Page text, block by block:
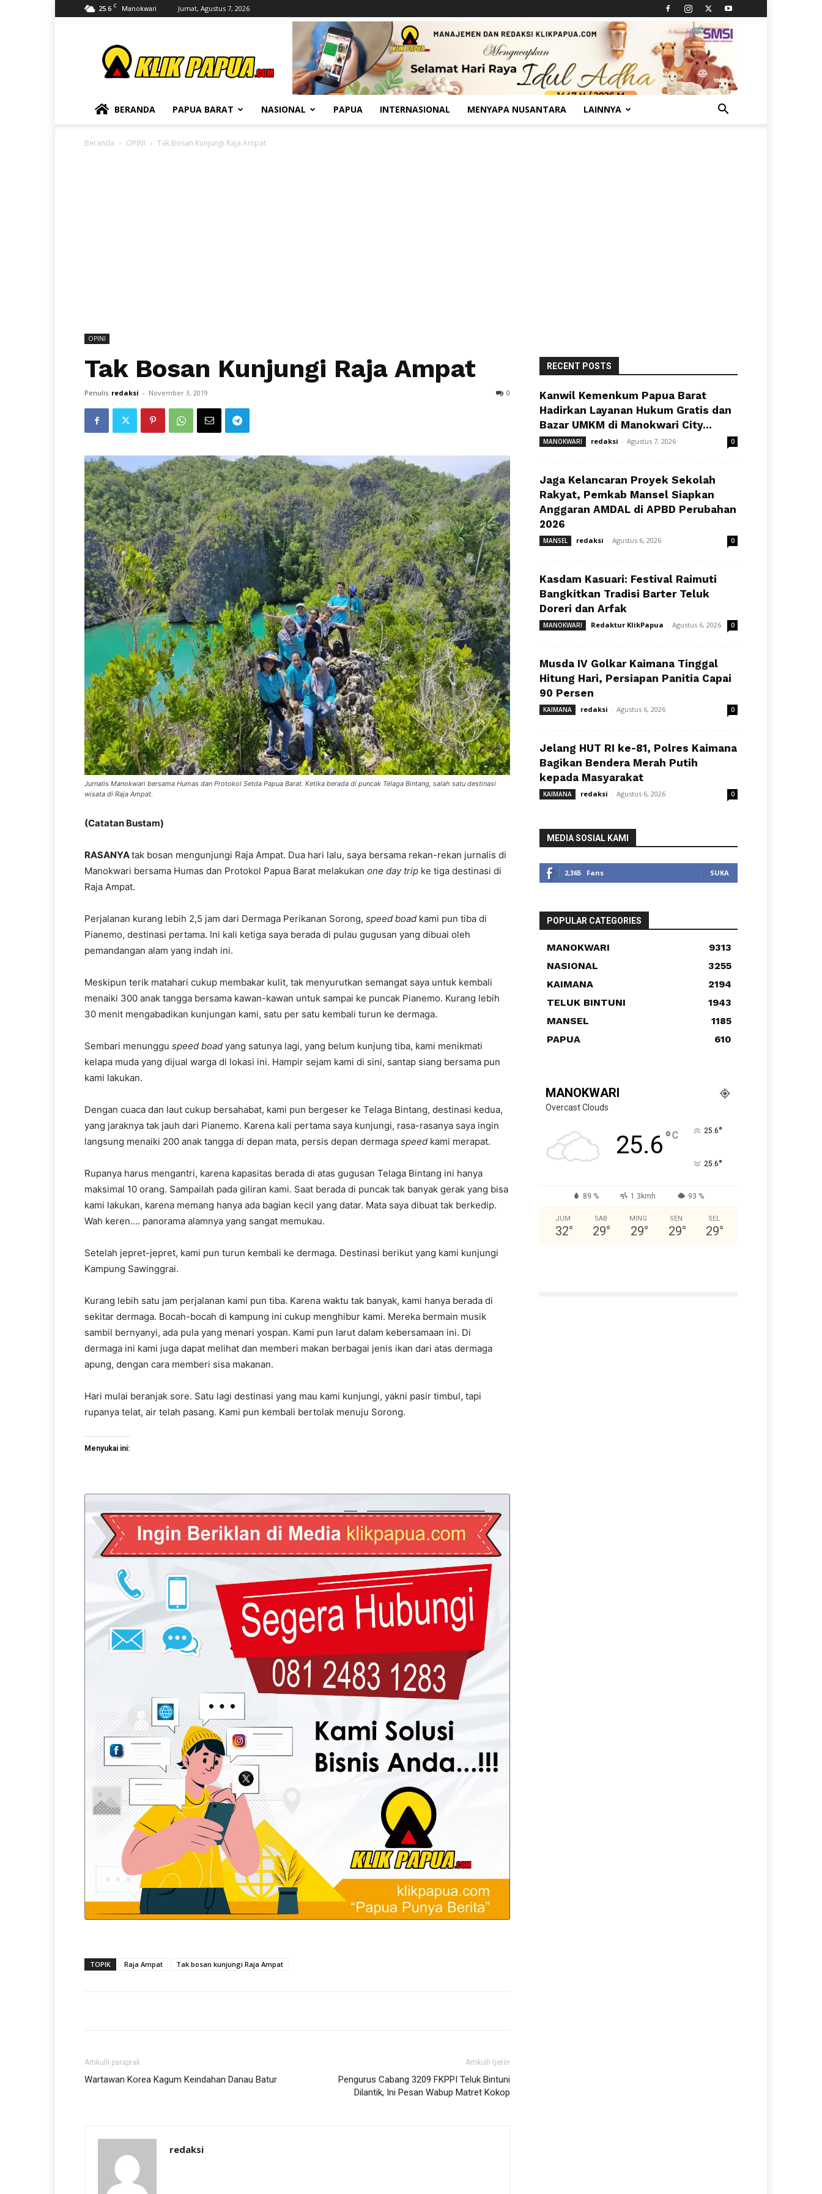
25.6 C Manokwari Jumat, Agustus 7, 2026
BERANDA PAPUA BARAT NASIONAL PAPUA INTERNASIONAL MENYAPA NUSANTARA LAINNYA
Beranda OPINI Tak Bosan Kunjungi Raja Ampat
OPINI
Tak Bosan Kunjungi Raja Ampat
Penulis redaksi - November 3, 2019 0
Jurnalis Manokwari bersama Humas dan Protokol Setda Papua Barat. Ketika berada di puncak Telaga Bintang, salah satu destinasi
wisata di Raja Ampat.
(Catatan Bustam)
RASANYAtak bosan mengunjungi Raja Ampat. Dua hari lalu, saya bersama rekan-rekan jurnalis di
Manokwari bersama Humas dan Protokol Papua Barat melakukan one day trip ke tiga destinasi di
Raja Ampat.
Perjalanan kurang lebih 2,5 jam dari Dermaga Perikanan Sorong, speed boad kami pun tiba di
Pianemo, destinasi pertama. Ini kali ketiga saya berada di pulau gugusan yang dibuai oleh
pemandangan alam yang indah ini.
Meskipun terik matahari cukup membakar kulit, tak menyurutkan semangat saya untuk kembali
menaiki 300 anak tangga bersama kawan-kawan untuk sampai ke puncak Pianemo. Kurang lebih
30 menit mengabadikan kunjungan kami, satu per satu kembali turun ke dermaga.
Sembari menunggu speed boad yang satunya lagi, yang belum kunjung tiba, kami menikmati
kelapa muda yang dijual warga di lokasi ini. Hampir sejam kami di sini, santap siang bersama pun
kami lakukan.
Dengan cuaca dan laut cukup bersahabat, kami pun bergeser ke Telaga Bintang, destinasi kedua,
yang jaraknya tak jauh dari Pianemo. Karena kali pertama saya kunjungi, rasa-rasanya saya ingin
langsung menaiki 200 anak tangga di depan mata, persis depan dermaga speed kami merapat.
Rupanya harus mengantri, karena kapasitas berada di atas gugusan Telaga Bintang ini hanya
maksimal 10 orang. Sampailah pada giliran kami. Saat berada di puncak tak banyak gerak yang bisa
kami lakukan, karena memang hanya ada bagian kecil yang datar. Mata saya dibuat tak berkedip.
Wah keren…. panorama alamnya yang sangat memukau.
Setelah jepret-jepret, kami pun turun kembali ke dermaga. Destinasi berikut yang kami kunjungi
Kampung Sawinggrai.
Kurang lebih satu jam perjalanan kami pun tiba. Karena waktu tak banyak, kami hanya berada di
sekitar dermaga. Bocah-bocah di kampung ini cukup menghibur kami. Mereka bermain musik
sambil bernyanyi, ada pula yang menari yospan. Kami pun larut dalam kebersamaan ini. Di
dermaga ini kami juga dapat melihat dan memberi makan berbagai jenis ikan dari atas dermaga
apung, dengan cara memberi sisa makanan.
Hari mulai beranjak sore. Satu lagi destinasi yang mau kami kunjungi, yakni pasir timbul, tapi
rupanya telat, air telah pasang. Kami pun kembali bertolak menuju Sorong.
Menyukai ini:
TOPIK Raja Ampat Tak bosan kunjungi Raja Ampat
Artikulli paraprak
Wartawan Korea Kagum Keindahan Danau Batur
Artikulli tjetër
Pengurus Cabang 3209 FKPPI Teluk Bintuni
Dilantik, Ini Pesan Wabup Matret Kokop
redaksi
RECENT POSTS
Kanwil Kemenkum Papua Barat
Hadirkan Layanan Hukum Gratis dan
Bazar UMKM di Manokwari City...
MANOKWARI redaksi - Agustus 7, 2026 0
Jaga Kelancaran Proyek Sekolah
Rakyat, Pemkab Mansel Siapkan
Anggaran AMDAL di APBD Perubahan
2026
MANSEL redaksi - Agustus 6, 2026 0
Kasdam Kasuari: Festival Raimuti
Bangkitkan Tradisi Barter Teluk
Doreri dan Arfak
MANOKWARI Redaktur KlikPapua - Agustus 6, 2026 0
Musda IV Golkar Kaimana Tinggal
Hitung Hari, Persiapan Panitia Capai
90 Persen
KAIMANA redaksi - Agustus 6, 2026 0
Jelang HUT RI ke-81, Polres Kaimana
Bagikan Bendera Merah Putih
kepada Masyarakat
KAIMANA redaksi - Agustus 6, 2026 0
MEDIA SOSIAL KAMI
2,365 Fans SUKA
POPULAR CATEGORIES
MANOKWARI
9313
NASIONAL
3255
KAIMANA
2194
TELUK BINTUNI
1943
MANSEL
1185
PAPUA
610
MANOKWARI
Overcast Clouds
25.6°C 25.6°
25.6°
89 % 1.3kmh 93 %
JUM
32°
SAB
29°
MING
29°
SEN
29°
SEL
29°